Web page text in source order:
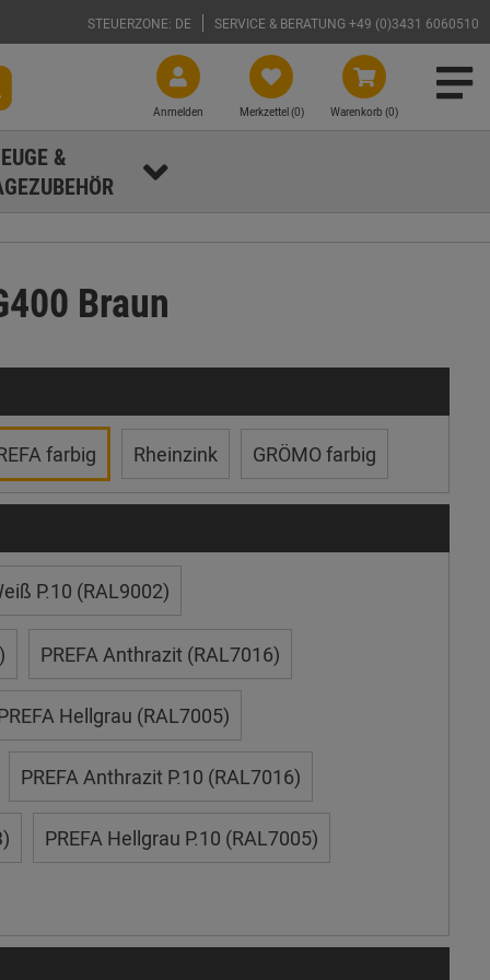
STEUERZONE: DE SERVICE & BERATUNG +49 (0)3431 6060510
Warenkorb (0)
Merkzettel (0)
Anmelden
&
Braun
farbig Rheinzink GRÖMO farbig
P.10 (RAL9002)
PREFA Anthrazit (RAL7016)
Hellgrau (RAL7005)
PREFA Anthrazit P.10 (RAL7016)
PREFA Hellgrau P.10 (RAL7005)